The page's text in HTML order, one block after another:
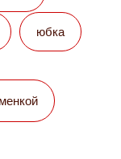
юбка